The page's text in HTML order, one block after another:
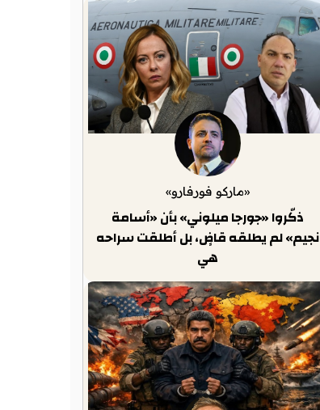
«ماركو فورفارو»
ذكّروا «جورجا ميلوني» بأن «أسامة
نجيم» لم يطلقه قاضٍ، بل أطلقت سراحه
هي